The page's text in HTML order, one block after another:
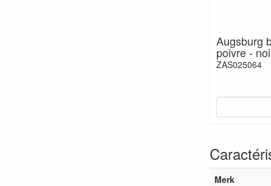
Augsburg
poivre -
ZAS025064
Merk